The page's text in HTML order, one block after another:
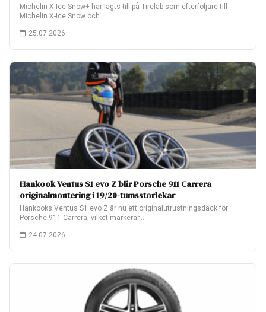
Michelin X-Ice Snow+ har lagts till på Tirelab som efterföljare till
Michelin X-Ice Snow och…
25.07.2026
Hankook Ventus S1 evo Z blir Porsche 911 Carrera
originalmontering i 19/20-tumsstorlekar
Hankooks Ventus S1 evo Z är nu ett originalutrustningsdäck för
Porsche 911 Carrera, vilket markerar…
24.07.2026